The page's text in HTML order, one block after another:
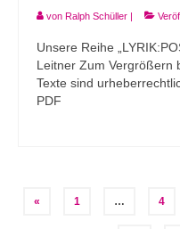
von Ralph Schüller |
Unsere Reihe
Leitner Zum Vergrößern
Texte sind
PDF
« 1 … 4